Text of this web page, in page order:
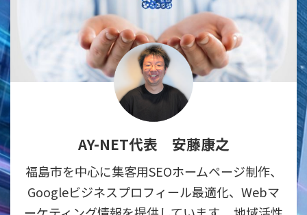
AY-NET代表 安藤康之
福島市を中心に集客用SEOホームページ制作、
Googleビジネスプロフィール最適化、Webマ